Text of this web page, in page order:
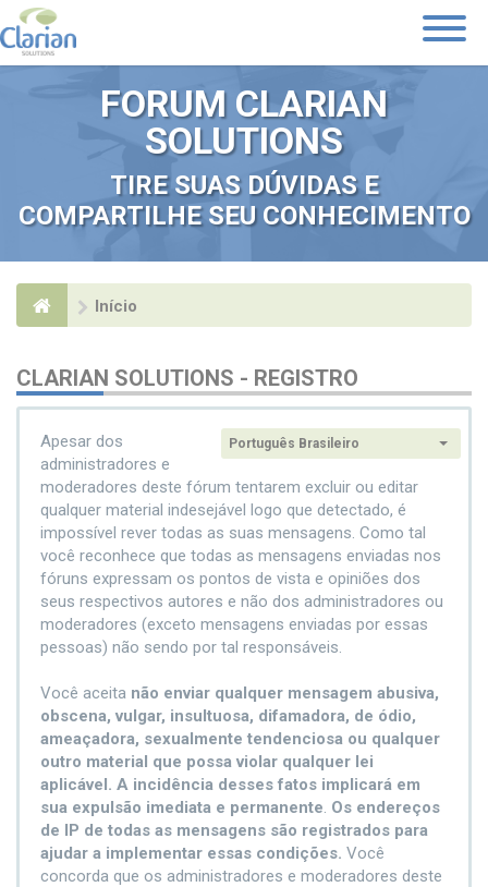
Toggle
FORUM CLARIAN
SOLUTIONS
TIRE SUAS DÚVIDAS E
COMPARTILHE SEU CONHECIMENTO
Início
CLARIAN SOLUTIONS - REGISTRO
Idioma:
Português Brasileiro
Apesar dos
administradores e
moderadores deste fórum tentarem excluir ou editar
qualquer material indesejável logo que detectado, é
impossível rever todas as suas mensagens. Como tal
você reconhece que todas as mensagens enviadas nos
fóruns expressam os pontos de vista e opiniões dos
seus respectivos autores e não dos administradores ou
moderadores (exceto mensagens enviadas por essas
pessoas) não sendo por tal responsáveis.
Você aceita não enviar qualquer mensagem abusiva,
obscena, vulgar, insultuosa, difamadora, de ódio,
ameaçadora, sexualmente tendenciosa ou qualquer
outro material que possa violar qualquer lei
aplicável. A incidência desses fatos implicará em
sua expulsão imediata e permanente. Os endereços
de IP de todas as mensagens são registrados para
ajudar a implementar essas condições. Você
concorda que os administradores e moderadores deste